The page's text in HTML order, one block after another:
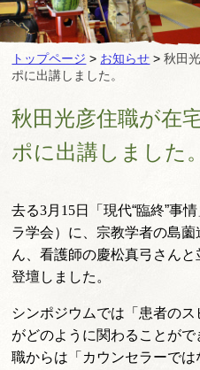
トップページ > お知らせ >秋田
ポに出講しました。
秋田光彦住職が在
ポに出講しました。
去る3月 15日「現代“臨終”事
ラ学会）に、宗教学者の島
ん、看護師の慶松真弓さん
登壇しました。
シンポジウムでは「患者の
がどのように関わることが
職からは「カウンセラーで